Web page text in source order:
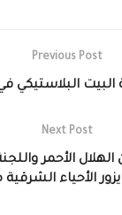
Previous Post
البلاستيكي
Next Post
الأحمر
يزور الأحياء